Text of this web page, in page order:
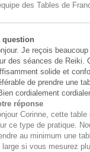
des Tables de
question
Je reçois
des séances de Reiki.
solide et
de prendre une
cordialement
réponse
Corinne, cette
ce type de pratique.
au minimum une
large si vous mesurez